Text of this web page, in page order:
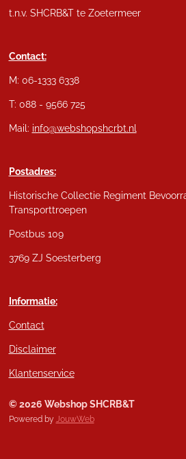
t.n.v. SHCRB&T te Zoetermeer
Contact:
M: 06-1333 6338
T: 088 - 9566 725
Mail: info@webshopshcrbt.nl
Postadres:
Historische Collectie Regiment
Transporttroepen
Postbus 109
3769 ZJ Soesterberg
Informatie:
Contact
Disclaimer
Klantenservice
© 2026 Webshop SHCRB&T
Powered by JouwWeb